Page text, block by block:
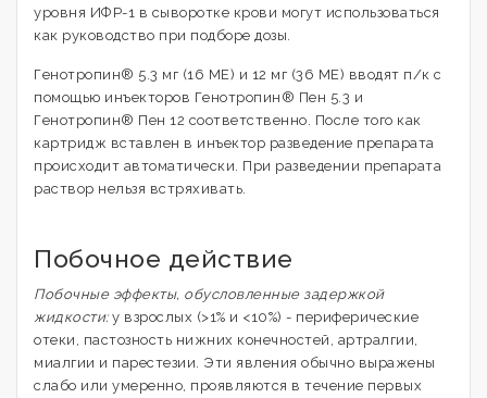
уровня ИФР-1 в сыворотке крови могут использоваться
как руководство при подборе дозы.
Генотропин® 5.3 мг (16 МЕ) и 12 мг (36 МЕ) вводят п/к с
помощью инъекторов Генотропин® Пен 5.3 и
Генотропин® Пен 12 соответственно. После того как
картридж вставлен в инъектор разведение препарата
происходит автоматически. При разведении препарата
раствор нельзя встряхивать.
Побочное действие
Побочные эффекты, обусловленные задержкой
жидкости:у взрослых (>1% и <10%) - периферические
отеки, пастозность нижних конечностей, артралгии,
миалгии и парестезии. Эти явления обычно выражены
слабо или умеренно, проявляются в течение первых